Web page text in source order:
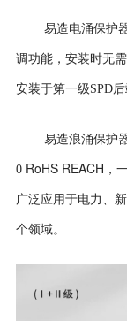
易造电涌保护
调功能，安装时无
安装于第一级SPD
易造浪涌保护
0 RoHS REACH ，
广泛应用于电力、
个领域。